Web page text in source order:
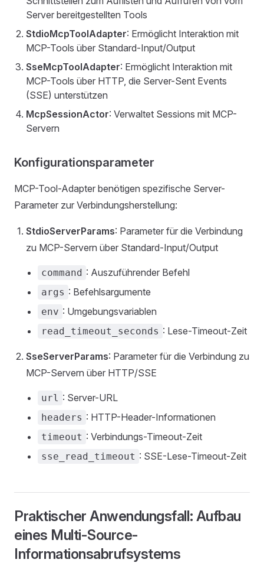
Server bereitgestellten Tools
StdioMcpToolAdapter: Ermöglicht Interaktion mit
MCP-Tools über Standard-Input/Output
SseMcpToolAdapter: Ermöglicht Interaktion mit
MCP-Tools über HTTP, die Server-Sent Events
(SSE) unterstützen
McpSessionActor: Verwaltet Sessions mit MCP-
Servern
Konfigurationsparameter
MCP-Tool-Adapter benötigen spezifische Server-
Parameter zur Verbindungsherstellung:
StdioServerParams: Parameter für die Verbindung
zu MCP-Servern über Standard-Input/Output
command : Auszuführender Befehl
args : Befehlsargumente
env : Umgebungsvariablen
read_timeout_seconds : Lese-Timeout-Zeit
SseServerParams: Parameter für die Verbindung zu
MCP-Servern über HTTP/SSE
url : Server-URL
headers : HTTP-Header-Informationen
timeout : Verbindungs-Timeout-Zeit
sse_read_timeout : SSE-Lese-Timeout-Zeit
Praktischer Anwendungsfall: Aufbau
eines Multi-Source-
Informationsabrufsystems